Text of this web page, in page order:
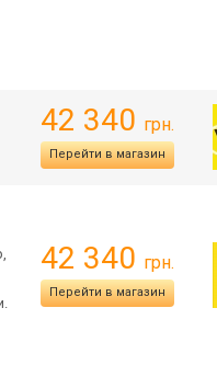
42 340 грн.
Перейти в магазин
42 340 грн.
Перейти в магазин